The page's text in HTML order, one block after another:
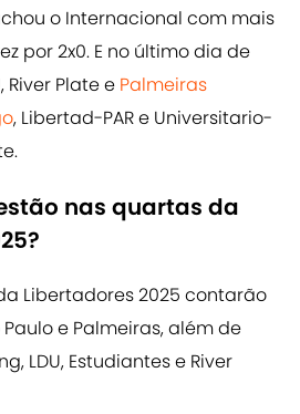
o Internacional com mais
por 2x0. E no último dia de
River Plate e Palmeiras
, Libertad-PAR e Universitario-
nas quartas da
Libertadores 2025 contarão
e Palmeiras, além de
LDU, Estudiantes e River